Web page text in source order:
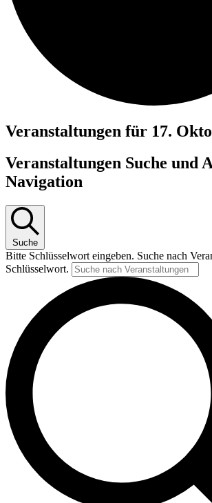
Veranstaltungen für 17.
Veranstaltungen Suche und
Navigation
Suche
Bitte Schlüsselwort eingeben. Suche nach
Schlüsselwort.